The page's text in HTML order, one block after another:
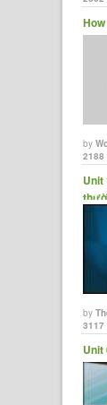
by
2188
Unit
by
3117
Unit